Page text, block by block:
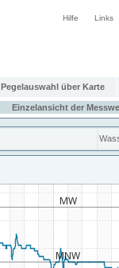
Hilfe Links
Pegelauswahl über Karte
Einzelansicht der